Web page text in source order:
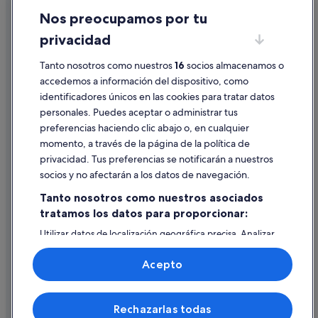
Candeán hoteles
Casas rurales en O Viso
Silken hoteles en Vigo
Sercotel Hotels en Meira
Nh Hotels en Meira
Paradores hoteles en Redondela
Independent hoteles en Bueu
Paradores hoteles en Bouzas
Independent hoteles en Mondariz-Balneario
Castillos en San Adrián de Cobres
Paradores hoteles en O Porriño
Hoteles cerca de Estación de tren de Redondela
Independent hoteles en Moaña
Condiciones de uso
Información legal/contacto
Pautas sobre el contenido y cómo denunciar contenido
Ayuda
Cancelar un vuelo
Cancelar una reserva de hotel o de un alquiler vacacional
Plazos de reembolso
Utilizar un cupón de Expedia
Documentos para viajes internacionales
© 2026 Expedia, Inc., una empresa de Expedia Group. Todos los
derechos reservados. Expedia y el logotipo de Expedia son marcas
Nos preocupamos por tu
privacidad
Tanto nosotros como nuestros16 socios almacenamos o
accedemos a información del dispositivo, como
identificadores únicos en las cookies para tratar datos
personales. Puedes aceptar o administrar tus
preferencias haciendo clic abajo o, en cualquier
momento, a través de la página de la política de
privacidad. Tus preferencias se notificarán a nuestros
socios y no afectarán a los datos de navegación.
Tanto nosotros como nuestros asociados
tratamos los datos para proporcionar:
Utilizar datos de localización geográfica precisa. Analizar
activamente las características del dispositivo para su
identificación. Almacenar la información en un dispositivo
y/o acceder a ella. Publicidad y contenido personalizados,
medición de publicidad y contenido, investigación de
audiencia y desarrollo de servicios.
Lista de asociados (proveedores)
Rechazarlas todas
Acepto